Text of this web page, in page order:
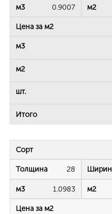
0.9007
28
1.0983